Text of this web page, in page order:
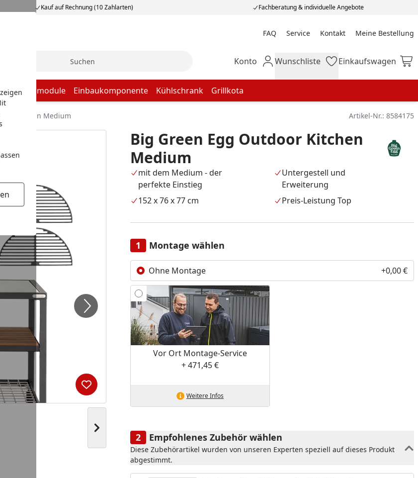
Kauf auf Rechnung (10 Zahlarten) Fachberatung & individuelle Angebote
FAQ Service Kontakt Meine Bestellung
Meine Bestellung
Mein Konto
Konto Wunschliste
Wunschliste Einkaufswagen
Einkaufswagen
Küchenmodule Einbaukomponente Kühlschrank Grillkota
Kitchen Medium Artikel-Nr.: 8584175
Nächstes Bild anzeigen
Produkt zur Wunschliste hinzufügen
Big Green Egg Outdoor Kitchen
Medium
mit dem Medium - der
perfekte Einstieg
Untergestell und
Erweiterung
152 x 76 x 77 cm
Preis-Leistung Top
Montage wählen
Ohne Montage +0,00 €
Vor Ort Montage-Service
+ 471,45 €
Weitere Infos
Empfohlenes Zubehör wählen
Diese Zubehörartikel wurden von unseren Experten speziell auf dieses Produkt
abgestimmt.